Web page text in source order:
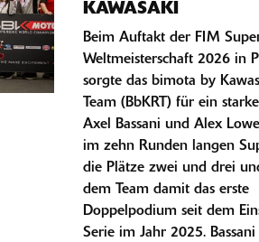
KAWASAKI
Beim Auftakt der FIM
Weltmeisterschaft 2026 in
sorgte das bimota by
Team (BbKRT) für ein
Axel Bassani und Alex
im zehn Runden langen
die Plätze zwei und drei
dem Team damit das erste
Doppelpodium seit dem
Serie im Jahr 2025.